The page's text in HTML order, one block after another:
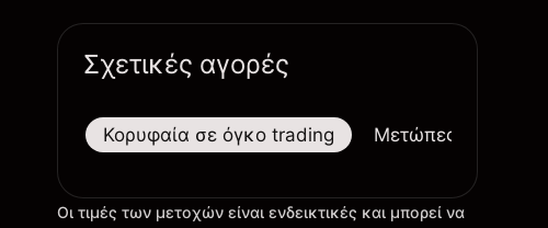
Σχετικές αγορές
Κορυφαία σε όγκο trading Μετώπες
Οι τιμές των μετοχών είναι ενδεικτικές και μπορεί να